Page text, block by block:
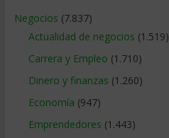
Negocios (7.837)
Actualidad de negocios (1.519)
Carrera y Empleo (1.710)
Dinero y finanzas (1.260)
Economía (947)
Emprendedores (1.443)